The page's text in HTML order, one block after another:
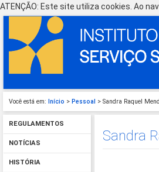
ATENÇÃO: Este site utiliza cookies. Ao
Você está em: Início > Pessoal > Sandra Raquel
REGULAMENTOS
NOTÍCIAS
HISTÓRIA
Sandra